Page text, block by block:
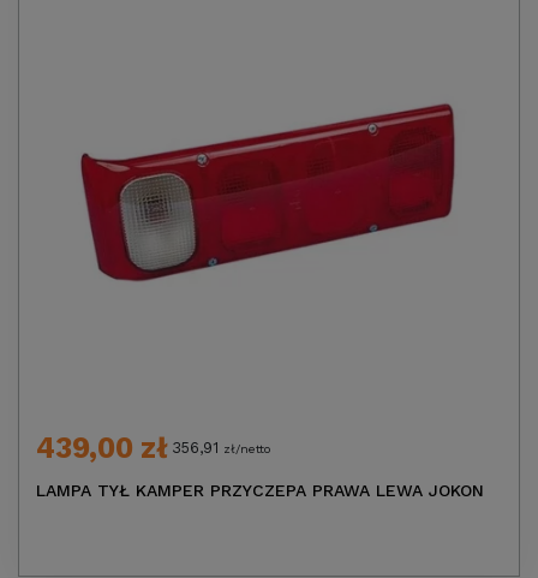
439,00 zł 356,91 zł/netto
LAMPA TYŁ KAMPER PRZYCZEPA PRAWA LEWA JOKON